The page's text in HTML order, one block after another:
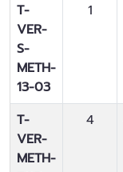
T-
VER-
S-
METH-
13-03
1
T-
VER-
METH-
4